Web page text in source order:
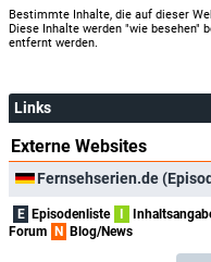
Bestimmte Inhalte, die auf dieser
Diese Inhalte werden "wie besehen"
entfernt werden.
Links
Externe Websites
Fernsehserien.de
E Episodenliste I
Forum N Blog/News